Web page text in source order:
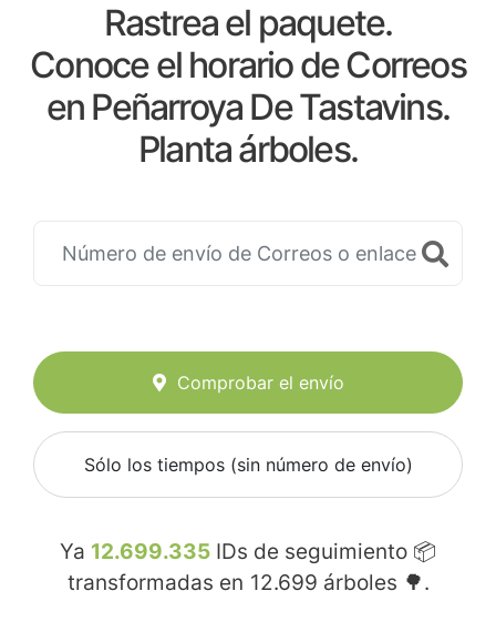
Rastrea el paquete.
Conoce el horario de Correos
en Peñarroya De Tastavins.
Planta árboles.
Comprobar el envío
Sólo los tiempos (sin número de envío)
Ya 12.699.335 IDs de seguimiento 📦
transformadas en 12.699 árboles 🌳.